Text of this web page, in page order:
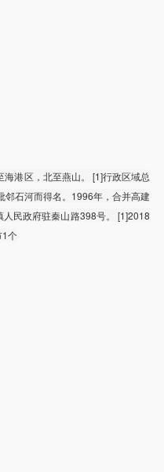
港区，北至燕山。 [1]行政区域总
石河而得名。1996年，合并高建
民政府驻秦山路398号。 [1]2018
个